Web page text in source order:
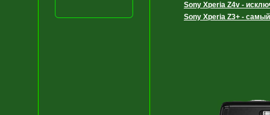
Sony Xperia Z4v -
Sony Xperia Z3+ -